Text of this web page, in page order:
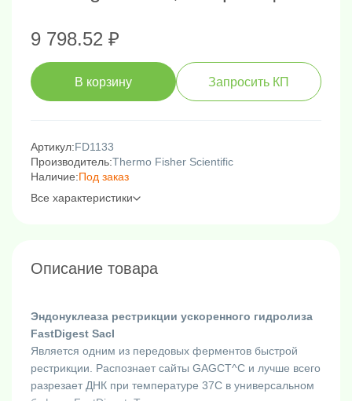
9 798.52 ₽
В корзину Запросить КП
Артикул:FD1133
Производитель:Thermo Fisher Scientific
Наличие:Под заказ
Все характеристики
Описание товара
Эндонуклеаза рестрикции ускоренного гидролиза
FastDigest SacI
Является одним из передовых ферментов быстрой
рестрикции. Распознает сайты GAGCT^C и лучше всего
разрезает ДНК при температуре 37C в универсальном